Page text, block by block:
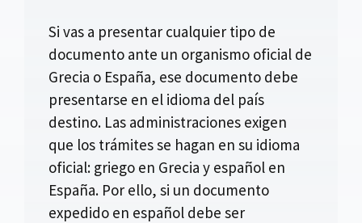
Si vas a presentar cualquier tipo de
documento ante un organismo oficial de
Grecia o España, ese documento debe
presentarse en el idioma del país
destino. Las administraciones exigen
que los trámites se hagan en su idioma
oficial: griego en Grecia y español en
España. Por ello, si un documento
expedido en español debe ser